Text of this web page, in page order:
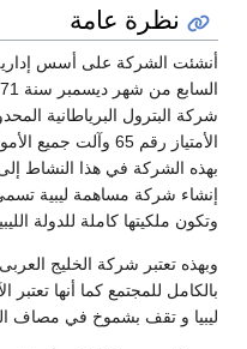
نظرة عامة
أنشئت الشركة على أسس
الأمتياز رقم 65
بهذه الشركة في هذا النشاط
إنشاء شركة مساهمة ليبية
وتكون ملكيتها كاملة للدولة
وبهذه تعتبر شركة الخليج
بالكامل للمجتمع كما أنها
ليبيا و تقف بشموخ في مصاف